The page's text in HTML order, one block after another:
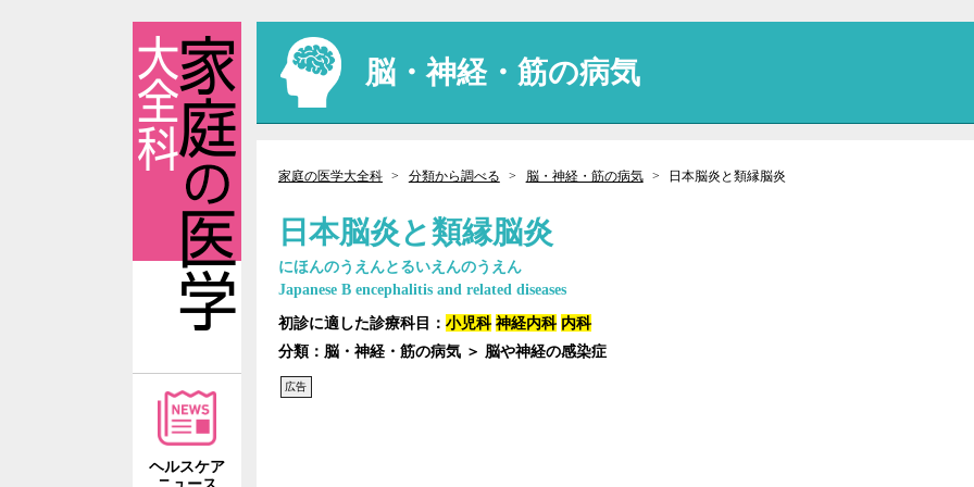
ヘルスケア
脳・神経・筋の病気
家庭の医学大全科 分類から調べる 脳・神経・筋の病気 日本脳炎と類縁脳炎
日本脳炎と類縁脳炎
にほんのうえんとるいえんのうえん
Japanese B encephalitis and related diseases
初診に適した診療科目： 小児科 神経内科 内科
分類：脳・神経・筋の病気 ＞ 脳や神経の感染症
広告